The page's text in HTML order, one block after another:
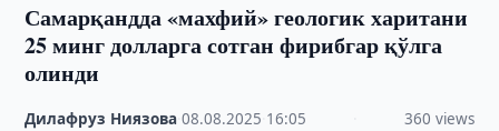
Самарқандда «махфий» геологик харитани
25 минг долларга сотган фирибгар қўлга
олинди
Дилафруз Ниязова ·08.08.2025 16:05 360 views